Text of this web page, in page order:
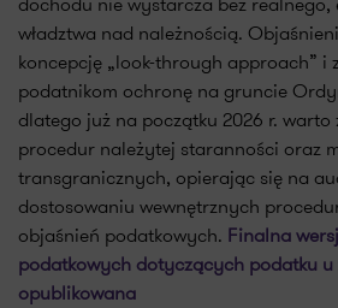
władztwa nad należnością.
koncepcję „look-through approach” i
podatnikom ochronę na gruncie
dlatego już na początku 2026 r.
procedur należytej staranności oraz
transgranicznych, opierając się na
dostosowaniu wewnętrznych
objaśnień podatkowych. Finalna
podatkowych dotyczących podatku u
opublikowana